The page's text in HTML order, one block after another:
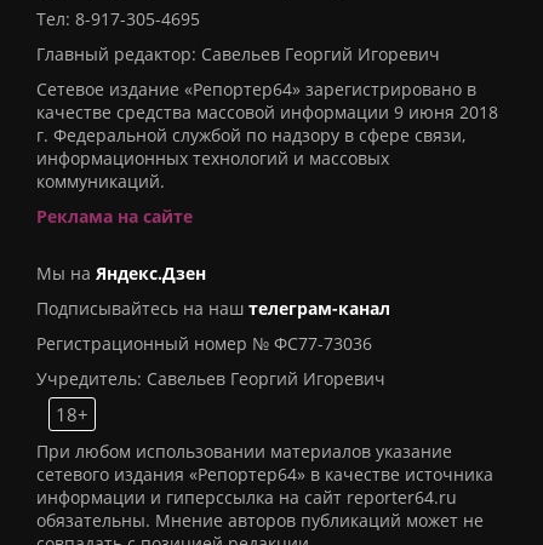
Тел: 8-917-305-4695
Главный редактор: Савельев Георгий Игоревич
Сетевое издание «Репортер64» зарегистрировано в
качестве средства массовой информации 9 июня 2018
г. Федеральной службой по надзору в сфере связи,
информационных технологий и массовых
коммуникаций.
Реклама на сайте
Мы на Яндекс.Дзен
Подписывайтесь на наш телеграм-канал
Регистрационный номер № ФС77-73036
Учредитель: Савельев Георгий Игоревич
18+
При любом использовании материалов указание
сетевого издания «Репортер64» в качестве источника
информации и гиперссылка на сайт reporter64.ru
обязательны. Мнение авторов публикаций может не